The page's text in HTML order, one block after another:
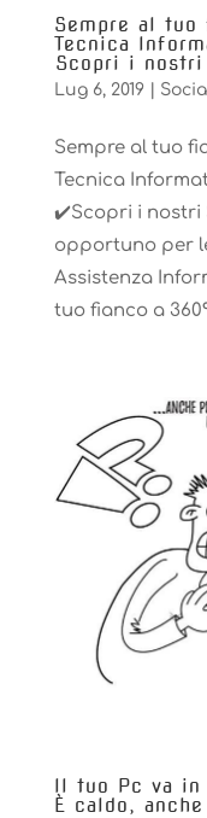
Sempre al tuo
Tecnica
️Scopri i nostri
Lug 6, 2019|
Sempre al tuo
Tecnica
✔️Scopri i nostri
opportuno per
Assistenza
tuo fianco a
Il tuo Pc va in
È caldo,